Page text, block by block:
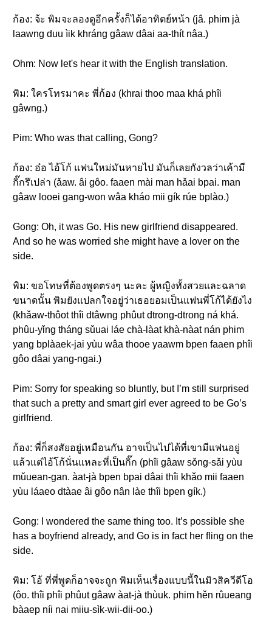
ก้อง: จ้ะ พิมจะลองดูอีกครั้งก็ได้อาทิตย์หน้า (jâ. phim jà
laawng duu ìik khráng gâaw dâai aa-thít nâa.)
Ohm: Now let's hear it with the English translation.
พิม: ใครโทรมาคะ พี่ก้อง (khrai thoo maa khá phîi
gâwng.)
Pim: Who was that calling, Gong?
ก้อง: อ๋อ ไอ้โก้ แฟนใหม่มันหายไป มันก็เลยกังวลว่าเค้ามี
กิ๊กรึเปล่า (ǎaw. âi gôo. faaen mài man hǎai bpai. man
gâaw looei gang-won wâa kháo mii gík rúe bplào.)
Gong: Oh, it was Go. His new girlfriend disappeared.
And so he was worried she might have a lover on the
side.
พิม: ขอโทษที่ต้องพูดตรงๆ นะคะ ผู้หญิงทั้งสวยและฉลาด
ขนาดนั้น พิมยังแปลกใจอยู่ว่าเธอยอมเป็นแฟนพี่โก้ได้ยังไง
(khǎaw-thôot thîi dtâwng phûut dtrong-dtrong ná khá.
phûu-yǐng tháng sǔuai láe chà-làat khà-nàat nán phim
yang bplàaek-jai yùu wâa thooe yaawm bpen faaen phîi
gôo dâai yang-ngai.)
Pim: Sorry for speaking so bluntly, but I’m still surprised
that such a pretty and smart girl ever agreed to be Go’s
girlfriend.
ก้อง: พี่ก็สงสัยอยู่เหมือนกัน อาจเป็นไปได้ที่เขามีแฟนอยู่
แล้วแต่ไอ้โก้นั่นแหละที่เป็นกิ๊ก (phîi gâaw sǒng-sǎi yùu
mǔuean-gan. àat-jà bpen bpai dâai thîi khǎo mii faaen
yùu láaeo dtàae âi gôo nân làe thîi bpen gík.)
Gong: I wondered the same thing too. It’s possible she
has a boyfriend already, and Go is in fact her fling on the
side.
พิม: โอ้ ที่พี่พูดก็อาจจะถูก พิมเห็นเรื่องแบบนี้ในมิวสิควีดีโอ
(ôo. thîi phîi phûut gâaw àat-jà thùuk. phim hěn rûueang
bàaep níi nai miiu-sìk-wii-dii-oo.)